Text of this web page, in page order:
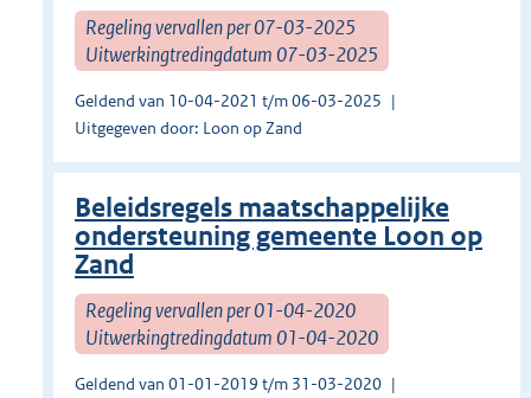
Regeling vervallen per 07-03-2025
Uitwerkingtredingdatum 07-03-2025
Geldend van 10-04-2021 t/m 06-03-2025
Uitgegeven door: Loon op Zand
Beleidsregels maatschappelijke
ondersteuning gemeente Loon op
Zand
Regeling vervallen per 01-04-2020
Uitwerkingtredingdatum 01-04-2020
Geldend van 01-01-2019 t/m 31-03-2020